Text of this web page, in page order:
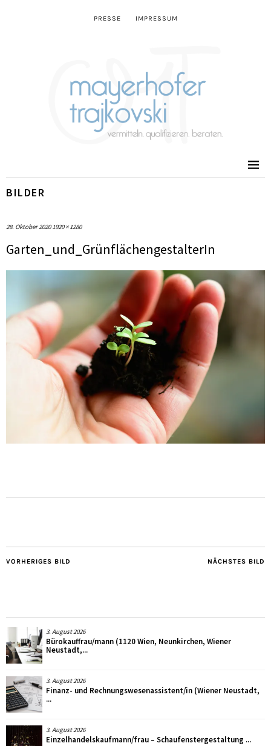
PRESSE IMPRESSUM
BILDER
28. Oktober 2020 1920 × 1280
Garten_und_GrünflächengestalterIn
NÄCHSTES BILD
VORHERIGES BILD
3. August 2026
Bürokauffrau/mann (1120 Wien, Neunkirchen, Wiener
Neustadt,...
3. August 2026
Finanz- und Rechnungswesenassistent/in (Wiener Neustadt,
...
3. August 2026
Einzelhandelskaufmann/frau – Schaufenstergestaltung ...